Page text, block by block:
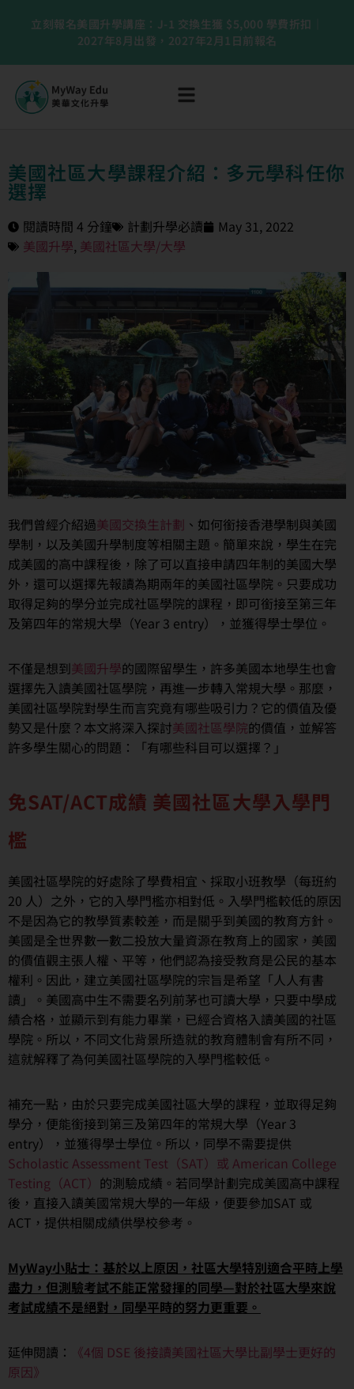
立刻報名美國升學講座：J-1 交換生獲 $5,000 學費折扣｜
2027年8月出發，2027年2月1日前報名
美國社區大學課程介紹：多元學科任你
選擇
閱讀時間 4 分鐘 計劃升學必讀
May 31, 2022
美國升學, 美國社區大學/大學
我們曾經介紹過美國交換生計劃 、如何銜接香港學制與美國
學制，以及美國升學制度等相關主題。簡單來說，學生在完
成美國的高中課程後，除了可以直接申請四年制的美國大學
外，還可以選擇先報讀為期兩年的美國社區學院。只要成功
取得足夠的學分並完成社區學院的課程，即可銜接至第三年
及第四年的常規大學（Year 3 entry），並獲得學士學位。
不僅是想到美國升學的國際留學生，許多美國本地學生也會
選擇先入讀美國社區學院，再進一步轉入常規大學。那麼，
美國社區學院對學生而言究竟有哪些吸引力？它的價值及優
勢又是什麼？本文將深入探討美國社區學院的價值，並解答
許多學生關心的問題：「有哪些科目可以選擇？」
免SAT/ACT成績 美國社區大學入學門
檻
美國社區學院的好處除了學費相宜、採取小班教學（每班約
20 人）之外，它的入學門檻亦相對低。入學門檻較低的原因
不是因為它的教學質素較差，而是關乎到美國的教育方針。
美國是全世界數一數二投放大量資源在教育上的國家，美國
的價值觀主張人權、平等，他們認為接受教育是公民的基本
權利。因此，建立美國社區學院的宗旨是希望「人人有書
讀」。美國高中生不需要名列前茅也可讀大學，只要中學成
績合格，並顯示到有能力畢業，已經合資格入讀美國的社區
學院。所以，不同文化背景所造就的教育體制會有所不同，
這就解釋了為何美國社區學院的入學門檻較低。
補充一點，由於只要完成美國社區大學的課程，並取得足夠
學分，便能銜接到第三及第四年的常規大學（Year 3
entry），並獲得學士學位。所以，同學不需要提供
Scholastic Assessment Test（SAT）或 American College
Testing（ACT） 的測驗成績。若同學計劃完成美國高中課程
後，直接入讀美國常規大學的一年級，便要參加SAT 或
ACT，提供相關成績供學校參考。
MyWay小貼士：基於以上原因，社區大學特別適合平時上學
盡力，但測驗考試不能正常發揮的同學—對於社區大學來說
考試成績不是絕對，同學平時的努力更重要。
延伸閱讀：
《4個 DSE 後接讀美國社區大學比副學士更好的
原因》